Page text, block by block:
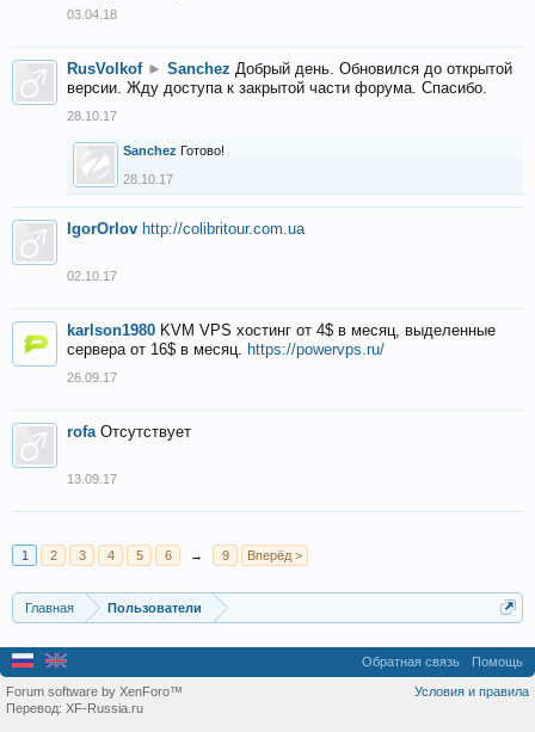
03.04.18
RusVolkof ► Sanchez Добрый день. Обновился до открытой
версии. Жду доступа к закрытой части форума. Спасибо.
28.10.17
Sanchez Готово!
28.10.17
IgorOrlov http://colibritour.com.ua
02.10.17
karlson1980 KVM VPS хостинг от 4$ в месяц, выделенные
сервера от 16$ в месяц. https://powervps.ru/
26.09.17
rofa Отсутствует
13.09.17
1 2 3 4 5 6 → 9 Вперёд >
Главная Пользователи
Обратная связь Помощь
Условия и правила
Forum software by XenForo™
Перевод: XF-Russia.ru